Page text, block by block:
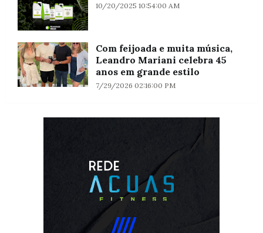
10/20/2025 10:54:00 AM
Com feijoada e muita música,
Leandro Mariani celebra 45
anos em grande estilo
7/29/2026 02:16:00 PM